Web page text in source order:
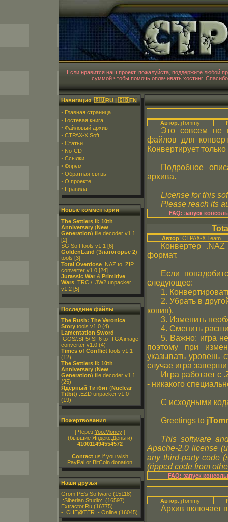
Если нравится наш проект, пожалуйста, поддержите любой
суммой чтобы помочь оплачивать хостинг.
Навигация🇷🇺RU | 🇬🇧EN
· Главная страница
· Гостевая книга
· Файловый архив
· CTPAX-X Soft
· Статьи
· No-CD
· Ссылки
· Форум
· Обратная связь
· О проекте
· Правила
Новые комментарии
The Settlers II: 10th
Anniversary (New
Generation) file decoder v1.1
[2]
SG Soft tools v1.1 [6]
GoldenLand (Златогорье 2)
tools [3]
Total Overdose .NAZ to .ZIP
converter v1.0 [24]
Jurassic War & Primitive
Wars .TRC / .JW2 unpacker
v1.2 [5]
Последние файлы
The Rush: The Veronica
Story tools v1.0 (4)
Lamentation Sword
.GOS/.SF5/.SF6 to .TGA image
converter v1.0 (4)
Times of Conflict tools v1.1
(12)
The Settlers II: 10th
Anniversary (New
Generation) file decoder v1.1
(25)
Ядерный Титбит (Nuclear
Titbit) .EZD unpacker v1.0
(19)
Пожертвования
[ Через Yoo.Money]
(бывшие Яндекс.Деньги)
410011494554572
Contactus if you wish
PayPal or BitCoin donation
Наши друзья
Grom PE's Software (15118)
.:Siberian Studio:. (16597)
Extractor.Ru (16775)
-=CHE@TER=- Online (16045)
Автор: jTommy
Это совсем не
файлов для
Конвертирует
Подробное
архива.
License for this
Please reach its
FAQ: запуск
Автор: CTPAX-X Team
Конвертер
формат.
Если
следующее:
1.
2. Убрать в
копия).
3. Изменить
4. Сменить
5. Важно: игра
поэтому при
указывать уровень
случае игра
Игра работает
- никакого
С исходными
Greetings to
This software
Apache-2.0 license
any third-party code
(ripped code from
FAQ: запуск
Автор: jTommy
Архив включает